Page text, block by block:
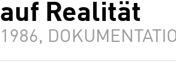
auf Realität
1986,